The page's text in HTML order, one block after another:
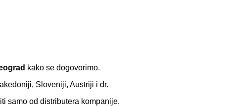
kako se dogovorimo.
Sloveniji, Austriji i dr.
samo od distributera kompanije.